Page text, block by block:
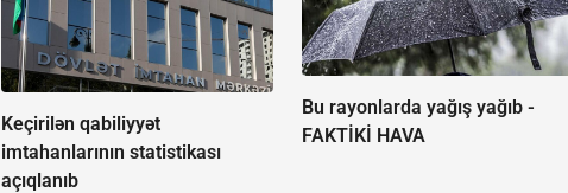
Keçirilən qabiliyyət
imtahanlarının statistikası
açıqlanıb
Bu rayonlarda yağış yağıb -
FAKTİKİ HAVA